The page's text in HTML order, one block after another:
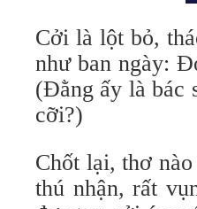
Cởi là lột bỏ,
như ban ngày:
(Đằng ấy là bác
cỡi?)
Chốt lại, thơ
thú nhận, rất